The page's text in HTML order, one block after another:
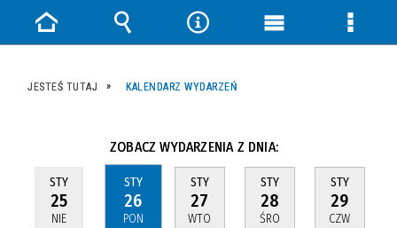
JESTEŚ TUTAJ KALENDARZ WYDARZEŃ
ZOBACZ WYDARZENIA Z DNIA:
STY
25
NIE
STY
26
PON
STY
27
WTO
STY
28
ŚRO
STY
29
CZW
Strona
główna
Wyszukiwarka
NarzędziaMenu
Menu